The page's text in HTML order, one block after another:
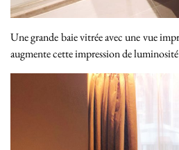
Une grande baie vitrée avec une vue
augmente cette impression de